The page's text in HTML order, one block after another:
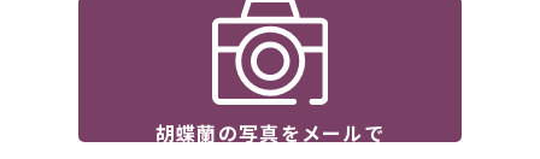
胡蝶蘭の写真をメールで